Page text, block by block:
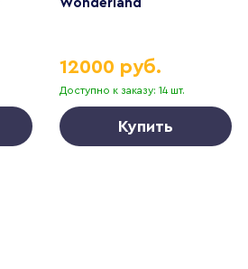
Wonderland
Доступно к заказу: 14 шт.
12000 руб.
Купить